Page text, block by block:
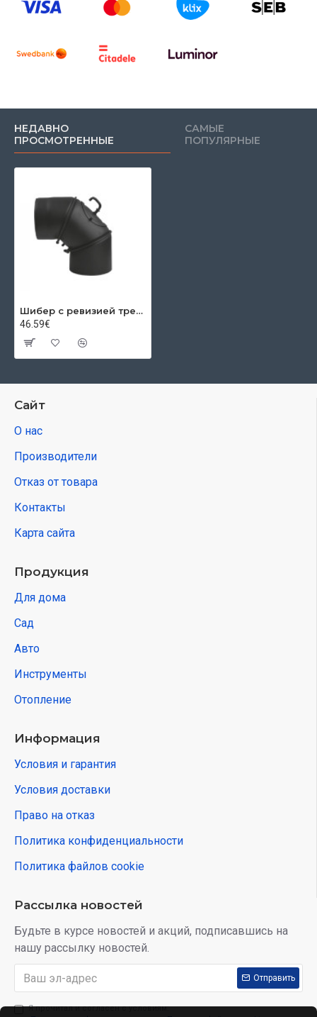
НЕДАВНО
ПРОСМОТРЕННЫЕ
САМЫЕ
ПОПУЛЯРНЫЕ
Шибер с ревизией трехсекционный 0-90º Ø150x2 мм
46.59€
Сайт
О нас
Производители
Отказ от товара
Контакты
Карта сайта
Продукция
Для дома
Сад
Авто
Инструменты
Отопление
Информация
Условия и гарантия
Условия доставки
Право на отказ
Политика конфиденциальности
Политика файлов cookie
Рассылка новостей
Будьте в курсе новостей и акций, подписавшись на
нашу рассылку новостей.
Отправить
Я прочитал и согласен с условиям: